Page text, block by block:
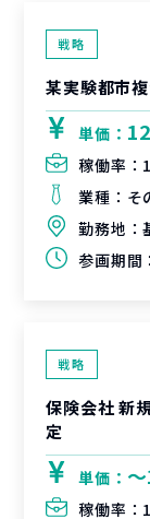
戦略
某実験都市
単価：
稼働率：
業種： そ
勤務地：
参画期間：
戦略
保険会社 新
定
単価：
稼働率：